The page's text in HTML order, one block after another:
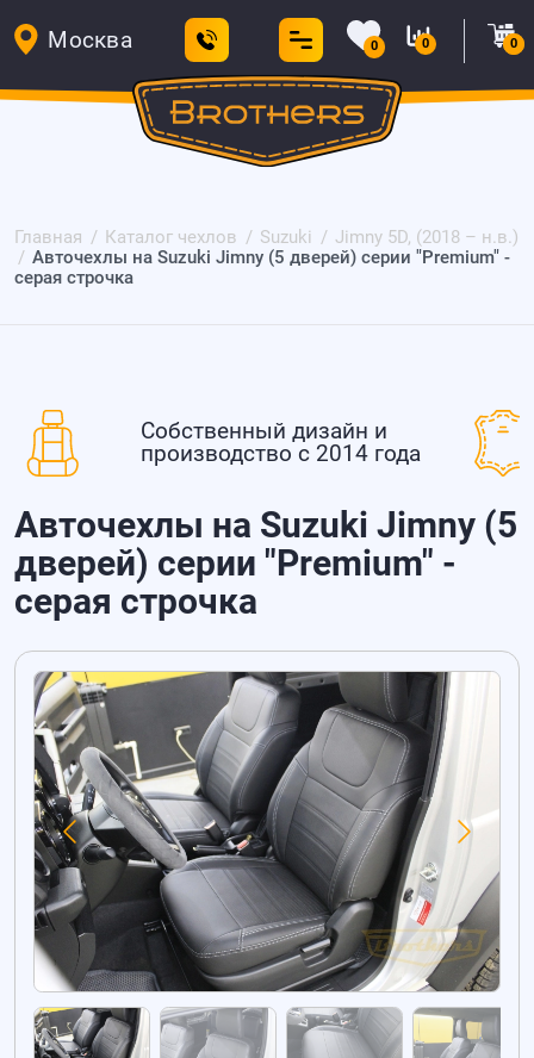
Москва 0 0 0
Главная Каталог чехлов Suzuki
Jimny 5D, (2018 – н.в.)
Авточехлы на Suzuki Jimny (5 дверей) серии "Premium" -
серая строчка
Собственный дизайн и
производство с 2014 года
Авточехлы на Suzuki Jimny (5
дверей) серии "Premium" -
серая строчка